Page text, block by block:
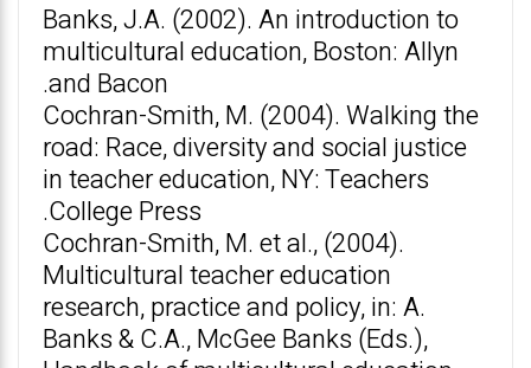
Banks, J.A. (2002). An introduction to
multicultural education, Boston: Allyn
and Bacon.
Cochran-Smith, M. (2004). Walking the
road: Race, diversity and social justice
in teacher education, NY: Teachers
College Press.
Cochran-Smith, M. et al., (2004).
Multicultural teacher education
research, practice and policy, in: A.
Banks & C.A., McGee Banks (Eds.),